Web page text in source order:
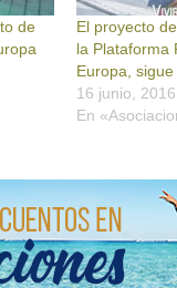
de
El proyecto
la Plataforma
Europa,
16 junio, 2016
En